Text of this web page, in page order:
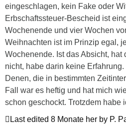
eingeschlagen, kein Fake oder
Erbschaftssteuer-Bescheid ist
Wochenende und vier Wochen
Weihnachten ist im Prinzip egal,
Wochenende. Ist das Absicht,
nicht, habe darin keine
Denen, die in bestimmten
Fall war es heftig und hat mich
schon geschockt. Trotzdem habe
Last edited 8 Monate her by P.